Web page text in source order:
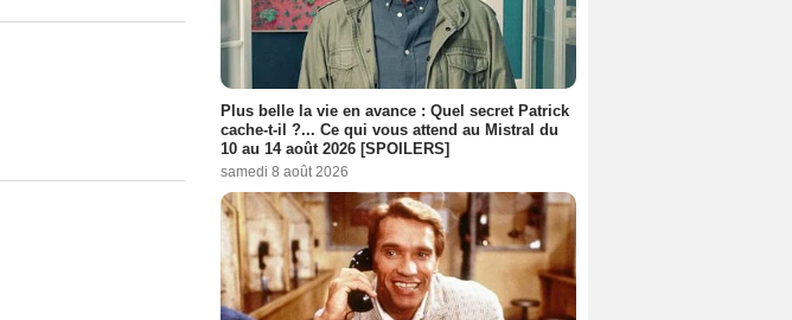
Plus belle la vie en avance : Quel secret Patrick
cache-t-il ?... Ce qui vous attend au Mistral du
10 au 14 août 2026 [SPOILERS]
samedi 8 août 2026